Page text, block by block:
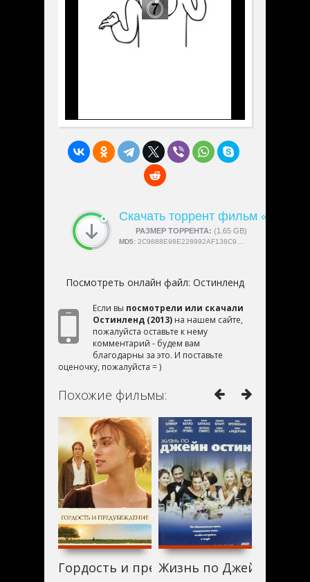
Скачать торрент фильм
РАЗМЕР ТОРРЕНТА: (1.65 GB)
СКАЧАЛИ:4189
MD5: 2C9888E98E228992AF138C94FD50E7A0
Посмотреть онлайн файл: Остинленд
Если вы посмотрели или скачали
Остинленд (2013) на нашем сайте,
пожалуйста оставьте к нему
комментарий - будем вам
благодарны за это. И поставьте
оценочку, пожалуйста = )
Похожие фильмы:
Гордость и предубеждение (2013)
Жизнь по Джейн Остин